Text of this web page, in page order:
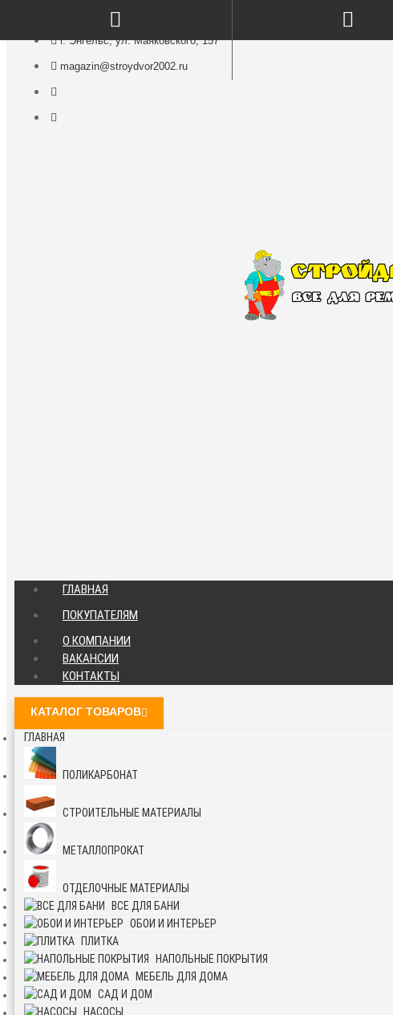
г. Энгельс, ул. Маяковского, 157
magazin@stroydvor2002.ru
ГЛАВНАЯ
ПОКУПАТЕЛЯМ
О КОМПАНИИ
ВАКАНСИИ
КОНТАКТЫ
КАТАЛОГ ТОВАРОВ
ГЛАВНАЯ
ПОЛИКАРБОНАТ
СТРОИТЕЛЬНЫЕ МАТЕРИАЛЫ
МЕТАЛЛОПРОКАТ
ОТДЕЛОЧНЫЕ МАТЕРИАЛЫ
ВСЕ ДЛЯ БАНИ
ОБОИ И ИНТЕРЬЕР
ПЛИТКА
НАПОЛЬНЫЕ ПОКРЫТИЯ
МЕБЕЛЬ ДЛЯ ДОМА
САД И ДОМ
НАСОСЫ